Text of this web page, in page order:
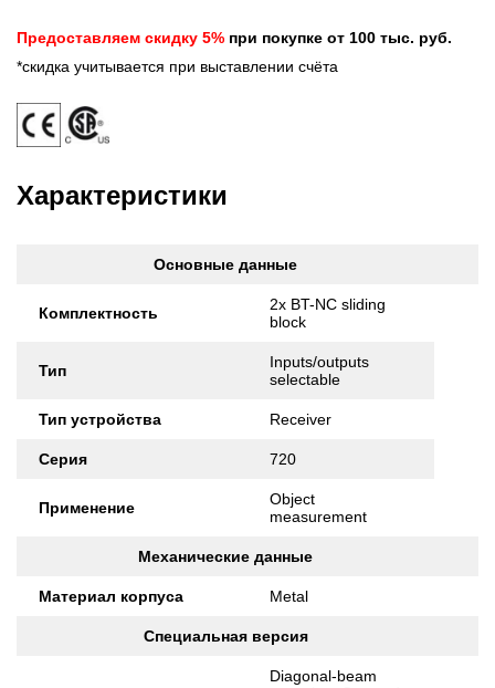
Предоставляем скидку 5% при покупке от 100 тыс. руб.
*скидка учитывается при выставлении счёта
Характеристики
Основные данные
Комплектность
2x BT-NC sliding
block
Тип
Inputs/outputs
selectable
Тип устройства Receiver
Серия 720
Применение
Object
measurement
Механические данные
Материал корпуса Metal
Специальная версия
Diagonal-beam